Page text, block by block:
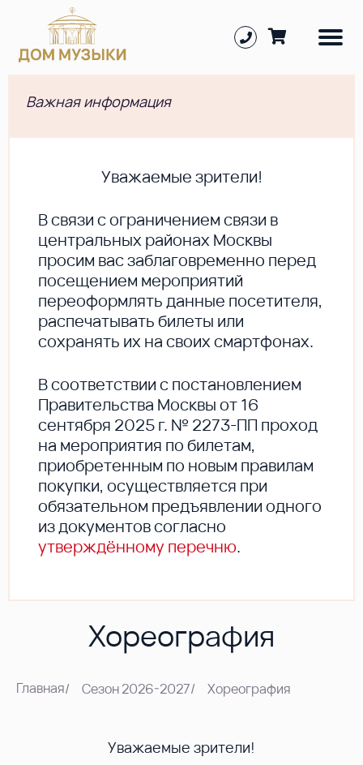
Важная информация
Уважаемые зрители!
В cвязи с ограничением связи в
центральных районах Москвы
просим вас заблаговременно перед
посещением мероприятий
переоформлять данные посетителя,
распечатывать билеты или
сохранять их на своих смартфонах.
В соответствии с постановлением
Правительства Москвы от 16
сентября 2025 г. № 2273-ПП проход
на мероприятия по билетам,
приобретенным по новым правилам
покупки, осуществляется при
обязательном предъявлении одного
из документов согласно
утверждённому перечню.
Хореография
Главная/ Сезон 2026-2027/ Хореография
Уважаемые зрители!